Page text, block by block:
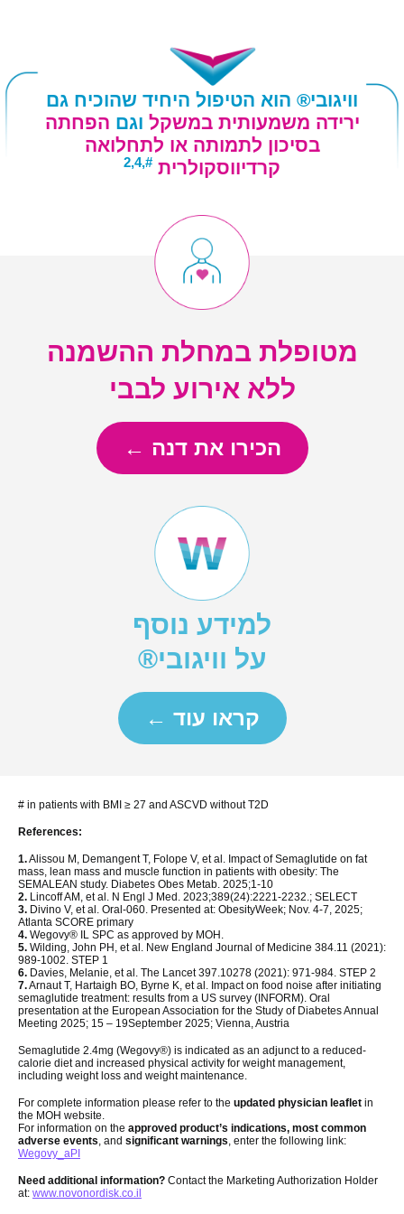
וויגובי® הוא הטיפול היחיד שהוכיח גם
ירידה משמעותית במשקל וגם הפחתה
בסיכון לתמותה או לתחלואה
קרדיווסקולרית#,2,4
למידע נוסף
על וויגובי®
קראו עוד ←
מטופלת במחלת ההשמנה
ללא אירוע לבבי
הכירו את דנה ←
# in patients with BMI ≥ 27 and ASCVD without T2D
References:
1.Alissou M, Demangent T, Folope V, et al. Impact of Semaglutide on fat
mass, lean mass and muscle function in patients with obesity: The
SEMALEAN study. Diabetes Obes Metab. 2025;1-10
2. Lincoff AM, et al. N Engl J Med. 2023;389(24):2221-2232.; SELECT
3. Divino V, et al. Oral-060. Presented at: ObesityWeek; Nov. 4-7, 2025;
Atlanta SCORE primary
4. Wegovy® IL SPC as approved by MOH.
5. Wilding, John PH, et al. New England Journal of Medicine 384.11 (2021):
989-1002. STEP 1
6. Davies, Melanie, et al. The Lancet 397.10278 (2021): 971-984. STEP 2
7.Arnaut T, Hartaigh BO, Byrne K, et al. Impact on food noise after initiating
semaglutide treatment: results from a US survey (INFORM). Oral
presentation at the European Association for the Study of Diabetes Annual
Meeting 2025; 15 – 19September 2025; Vienna, Austria
Semaglutide 2.4mg (Wegovy®) is indicated as an adjunct to a reduced-
calorie diet and increased physical activity for weight management,
including weight loss and weight maintenance.
For complete information please refer to the updated physician leaflet in
the MOH website.
For information on the approved product’s indications, most common
adverse events , and significant warnings , enter the following link:
Wegovy_aPI
Need additional information? Contact the Marketing Authorization Holder
at: www.novonordisk.co.il